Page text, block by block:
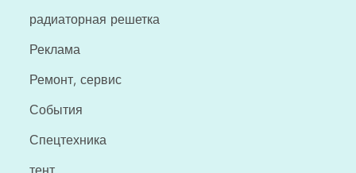
радиаторная решетка
Реклама
Ремонт, сервис
События
Спецтехника